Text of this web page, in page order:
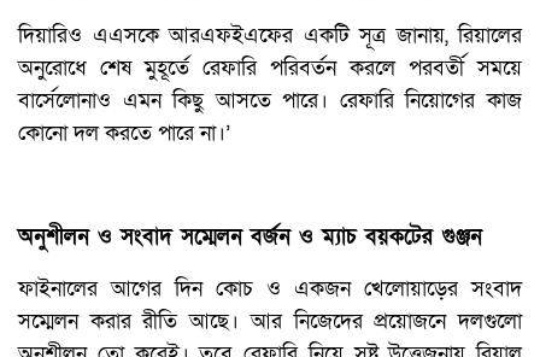
দিয়ারিও এএসকে আরএফইএফের একটি সূত্র জানায়, রিয়ালের
অনুরোধে শেষ মুহূর্তে রেফারি পরিবর্তন করলে পরবর্তী সময়ে
বার্সেলোনাও এমন কিছু আসতে পারে। রেফারি নিয়োগের কাজ
কোনো দল করতে পারে না।’
অনুশীলন ও সংবাদ সম্মেলন বর্জন ও ম্যাচ বয়কটের গুঞ্জন
ফাইনালের আগের দিন কোচ ও একজন খেলোয়াড়ের সংবাদ
সম্মেলন করার রীতি আছে। আর নিজেদের প্রয়োজনে দলগুলো